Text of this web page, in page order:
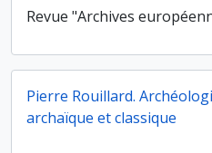
Revue "Archives
Pierre Rouillard.
archaïque et classique